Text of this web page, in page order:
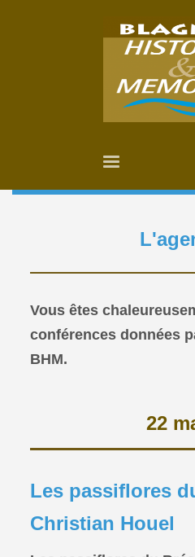
Vous êtes
conférences données
BHM.
22
Les passiflores
Christian Houel